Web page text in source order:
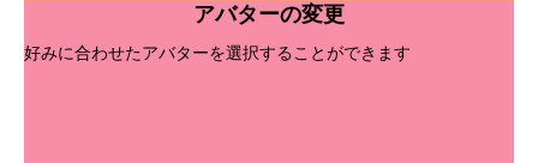
アバターの変更
好みに合わせたアバターを選択することができます